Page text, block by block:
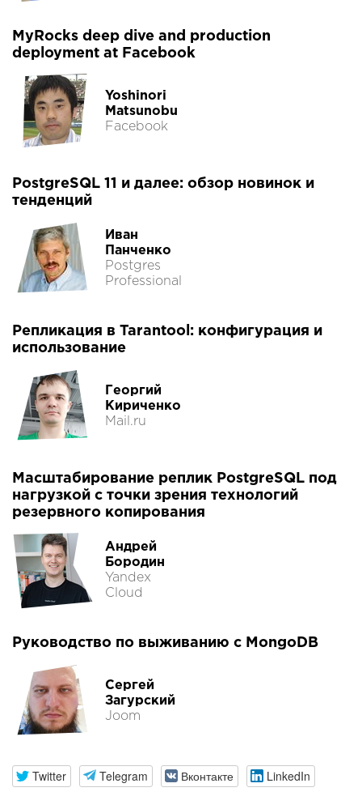
MyRocks deep dive and production
deployment at Facebook
Yoshinori
Matsunobu
Facebook
PostgreSQL 11 и далее: обзор новинок и
тенденций
Иван
Панченко
Postgres
Professional
Репликация в Tarantool: конфигурация и
использование
Георгий
Кириченко
Mail.ru
Масштабирование реплик PostgreSQL под
нагрузкой с точки зрения технологий
резервного копирования
Андрей
Бородин
Yandex
Cloud
Руководство по выживанию с MongoDB
Сергей
Загурский
Joom
Twitter Telegram Вконтакте LinkedIn